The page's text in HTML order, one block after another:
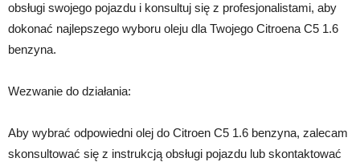
obsługi swojego pojazdu i konsultuj się z profesjonalistami, aby
dokonać najlepszego wyboru oleju dla Twojego Citroena C5 1.6
benzyna.
Wezwanie do działania:
Aby wybrać odpowiedni olej do Citroen C5 1.6 benzyna, zalecam
skonsultować się z instrukcją obsługi pojazdu lub skontaktować